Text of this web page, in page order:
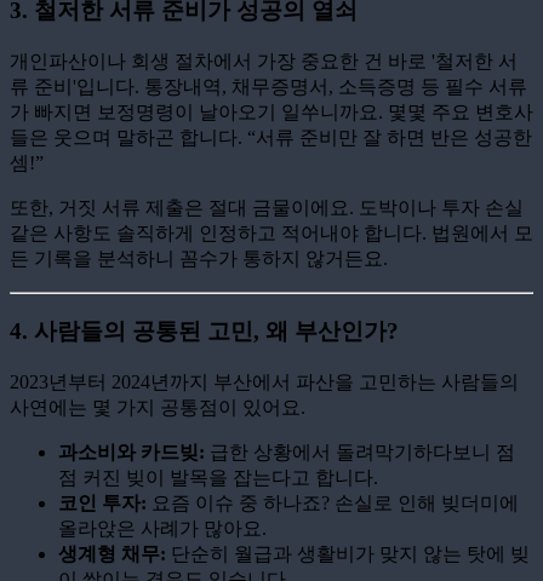
3. 철저한 서류 준비가 성공의 열쇠
개인파산이나 회생 절차에서 가장 중요한 건 바로 '철저한 서
류 준비'입니다. 통장내역, 채무증명서, 소득증명 등 필수 서류
가 빠지면 보정명령이 날아오기 일쑤니까요. 몇몇 주요 변호사
들은 웃으며 말하곤 합니다. “서류 준비만 잘 하면 반은 성공한
셈!”
또한, 거짓 서류 제출은 절대 금물이에요. 도박이나 투자 손실
같은 사항도 솔직하게 인정하고 적어내야 합니다. 법원에서 모
든 기록을 분석하니 꼼수가 통하지 않거든요.
4. 사람들의 공통된 고민, 왜 부산인가?
2023년부터 2024년까지 부산에서 파산을 고민하는 사람들의
사연에는 몇 가지 공통점이 있어요.
과소비와 카드빚: 급한 상황에서 돌려막기하다보니 점
점 커진 빚이 발목을 잡는다고 합니다.
코인 투자: 요즘 이슈 중 하나죠? 손실로 인해 빚더미에
올라앉은 사례가 많아요.
생계형 채무: 단순히 월급과 생활비가 맞지 않는 탓에 빚